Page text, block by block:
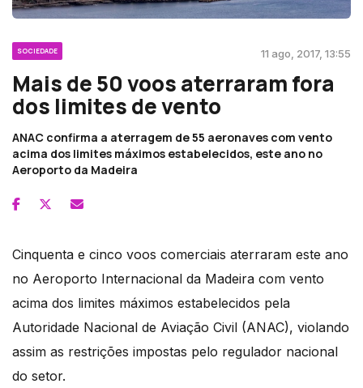
SOCIEDADE 11 ago, 2017, 13:55
Mais de 50 voos aterraram fora
dos limites de vento
ANAC confirma a aterragem de 55 aeronaves com vento
acima dos limites máximos estabelecidos, este ano no
Aeroporto da Madeira
Cinquenta e cinco voos comerciais aterraram este ano
no Aeroporto Internacional da Madeira com vento
acima dos limites máximos estabelecidos pela
Autoridade Nacional de Aviação Civil (ANAC), violando
assim as restrições impostas pelo regulador nacional
do setor.